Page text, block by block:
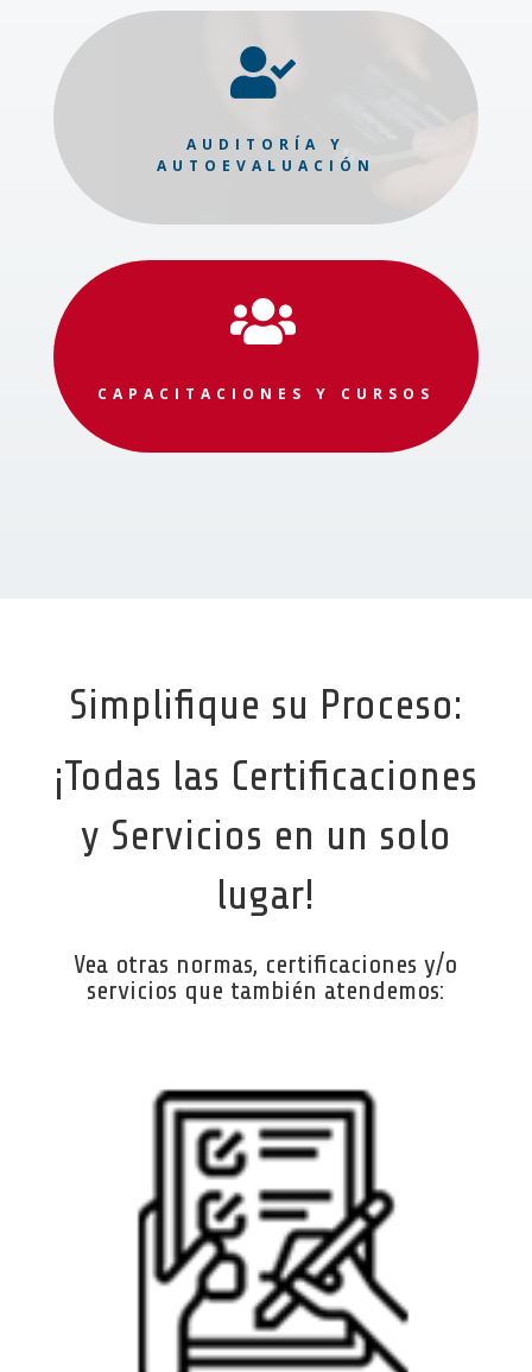

AUDITORÍA Y
AUTOEVALUACIÓN

CAPACITACIONES Y CURSOS
Simplifique su Proceso:
¡Todas las Certificaciones
y Servicios en un solo
lugar!
Vea otras normas, certificaciones y/o
servicios que también atendemos: